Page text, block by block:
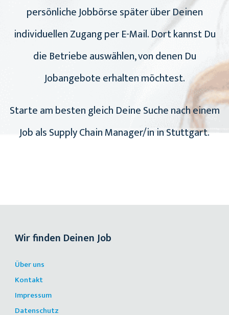
persönliche Jobbörse später über Deinen
individuellen Zugang per E-Mail. Dort kannst Du
die Betriebe auswählen, von denen Du
Jobangebote erhalten möchtest.
Starte am besten gleich Deine Suche nach einem
Job als Supply Chain Manager/in in Stuttgart.
Wir finden Deinen Job
Über uns
Kontakt
Impressum
Datenschutz